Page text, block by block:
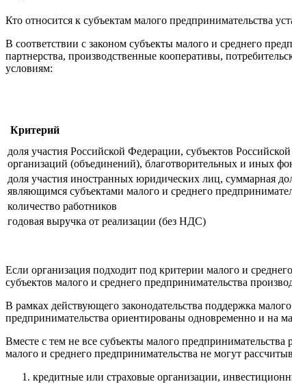
Кто относится к субъектам малого предпринимательства
В соответствии с законом субъекты малого и среднего
партнерства, производственные кооперативы,
условиям:
Критерий
доля участия Российской Федерации, субъектов
организаций (объединений), благотворительных и иных
доля участия иностранных юридических лиц, суммарная
являющимся субъектами малого и среднего
количество работников
годовая выручка от реализации (без НДС)
Если организация подходит под критерии малого и
субъектов малого и среднего предпринимательства
В рамках действующего законодательства поддержка
предпринимательства ориентированы одновременно и на
Вместе с тем не все субъекты малого
малого и среднего предпринимательства не могут
кредитные или страховые организации,